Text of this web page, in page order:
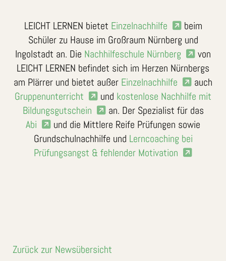
LEICHT LERNEN bietet Einzelnachhilfe
beim
Schüler zu Hause im Großraum Nürnberg und
Ingolstadt an. Die Nachhilfeschule Nürnberg
von
LEICHT LERNEN befindet sich im Herzen Nürnbergs
am Plärrer und bietet außer Einzelnachhilfe
auch
Gruppenunterricht
und kostenlose Nachhilfe mit
Bildungsgutschein
an. Der Spezialist für das
Abi
und die Mittlere Reife Prüfungen sowie
Grundschulnachhilfe und Lerncoaching bei
Prüfungsangst & fehlender Motivation
Zurück zur Newsübersicht